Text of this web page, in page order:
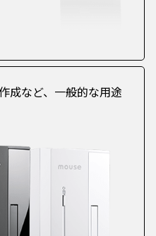
成など、一般的な用途